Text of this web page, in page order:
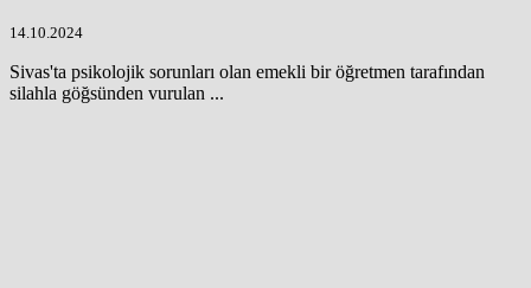
14.10.2024
Sivas'ta psikolojik sorunları olan emekli bir öğretmen tarafından
silahla göğsünden vurulan ...